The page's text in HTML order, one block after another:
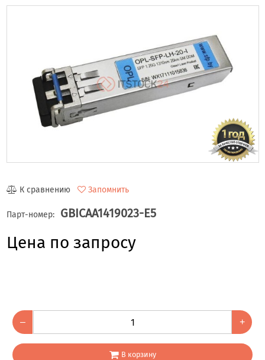
К сравнению Запомнить
Парт-номер: GBICAA1419023-E5
Цена по запросу
– +
В корзину